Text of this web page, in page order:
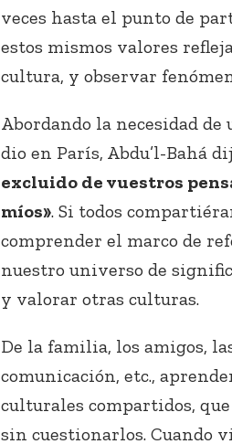
veces hasta el punto de
estos mismos valores
cultura, y observar
Abordando la necesidad
dio en París, Abdu’l-Bahá
excluido de vuestros
míos». Si todos
comprender el marco de
nuestro universo de
y valorar otras culturas.
De la familia, los amigos,
comunicación, etc.,
culturales compartidos,
sin cuestionarlos. Cuando